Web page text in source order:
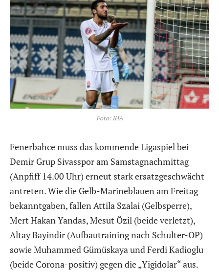
Foto: IHA
Fenerbahce muss das kommende Ligaspiel bei
Demir Grup Sivasspor am Samstagnachmittag
(Anpfiff 14.00 Uhr) erneut stark ersatzgeschwächt
antreten. Wie die Gelb-Marineblauen am Freitag
bekanntgaben, fallen Attila Szalai (Gelbsperre),
Mert Hakan Yandas, Mesut Özil (beide verletzt),
Altay Bayindir (Aufbautraining nach Schulter-OP)
sowie Muhammed Gümüskaya und Ferdi Kadioglu
(beide Corona-positiv) gegen die „Yigidolar“ aus.